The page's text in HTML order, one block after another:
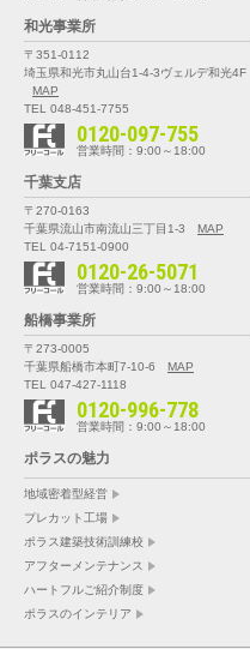
和光事業所
〒351-0112
埼玉県和光市丸山台1-4-3ヴェルデ和光4F
MAP
TEL 048-451-7755
0120-097-755
営業時間：9:00～18:00
千葉支店
〒270-0163
千葉県流山市南流山三丁目1-3
MAP
TEL 04-7151-0900
0120-26-5071
営業時間：9:00～18:00
船橋事業所
〒273-0005
千葉県船橋市本町7-10-6
MAP
TEL 047-427-1118
0120-996-778
営業時間：9:00～18:00
ポラスの魅力
地域密着型経営
プレカット工場
ポラス建築技術訓練校
アフターメンテナンス
ハートフルご紹介制度
ポラスのインテリア